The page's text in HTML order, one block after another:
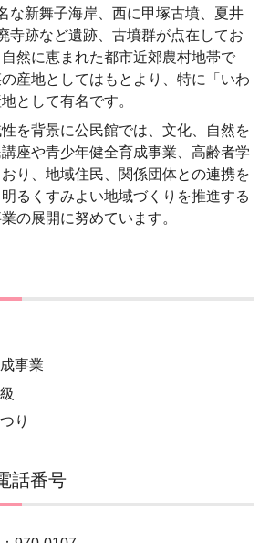
な新舞子海岸、西に甲塚古墳、夏井
寺跡など遺跡、古墳群が点在してお
然に恵まれた都市近郊農村地帯で
産地としてはもとより、特に「いわ
地として有名です。
を背景に公民館では、文化、自然を
座や青少年健全育成事業、高齢者学
り、地域住民、関係団体との連携を
るくすみよい地域づくりを推進する
の展開に努めています。
事業
り
話番号